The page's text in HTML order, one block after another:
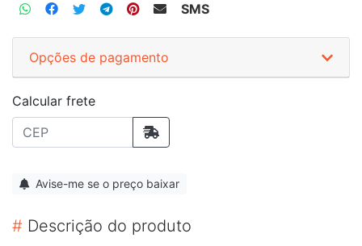
SMS
Opções de pagamento
Calcular frete
Avise-me se o preço baixar
# Descrição do produto